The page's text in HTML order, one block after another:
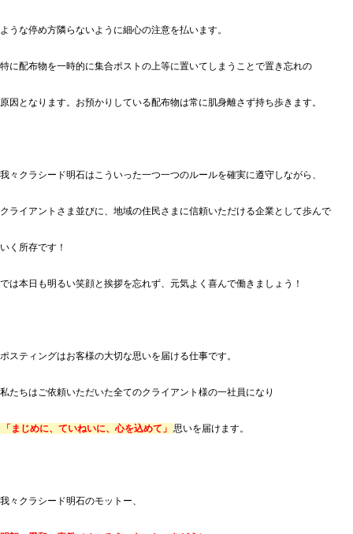
ような停め方隣らないように細心の注意を払います。
特に配布物を一時的に集合ポストの上等に置いてしまうことで置き忘れの
原因となります。お預かりしている配布物は常に肌身離さず持ち歩きます。
我々クラシード明石はこういった一つ一つのルールを確実に遵守しながら、
クライアントさま並びに、地域の住民さまに信頼いただける企業として歩んで
いく所存です！
では本日も明るい笑顔と挨拶を忘れず、元気よく喜んで働きましょう！
ポスティングはお客様の大切な思いを届ける仕事です。
私たちはご依頼いただいた全てのクライアント様の一社員になり
「まじめに、ていねいに、心を込めて」 思いを届けます。
我々クラシード明石のモットー、